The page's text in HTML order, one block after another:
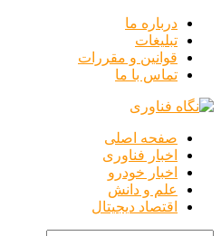
درباره ما
تبلیغات
قوانین و مقررات
تماس با ما
صفحه اصلی
اخبار فناوری
اخبار خودرو
علم و دانش
اقتصاد دیجیتال